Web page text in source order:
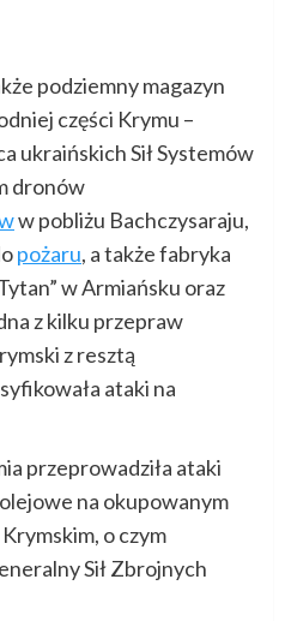
podziemny magazyn
części Krymu –
ukraińskich Sił Systemów
dronów
w pobliżu Bachczysaraju,
pożaru, a także fabryka
w Armiańsku oraz
z kilku przepraw
z resztą
ataki na
przeprowadziła ataki
na okupowanym
o czym
Sił Zbrojnych